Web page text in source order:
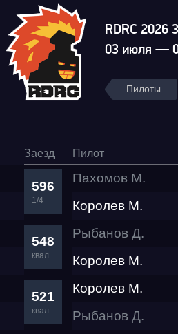
RDRC 2026
03 июля —
Пилоты
Заезд Пилот
596
1/4
Пахомов М.
Королев М.
548
квал.
Рыбанов Д.
Королев М.
521
квал.
Королев М.
Рыбанов Д.